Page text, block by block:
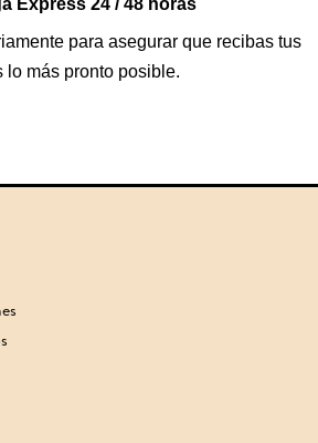
Express 24 / 48 horas
para asegurar que recibas tus
lo más pronto posible.